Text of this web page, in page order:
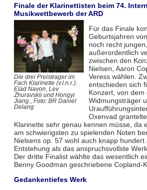
Finale der Klarinettisten beim 74.
Musikwettbewerb der ARD
Die drei Preistrager im
Fach Klarinette (v.l.n.r.):
Elad Navon, Lev
Zhuravskii und Hongyi
Jiang., Foto: BR Daniel
Delang
Für das Finale
Geburtsjahren
noch recht
außerordentlich
zwischen den
Nielsen, Aaron
Veress wählen.
entschieden sich
Konzert, von dem
Widmungsträger
Oxenvad
Klarinette sehr genau kennen müsse, da
am schwierigsten zu spielenden Noten
Nielsens op. 57 wohl auch knapp
Entstehung als das anspruchsvollste
Der dritte Finalist wählte das wesentlich
Benny Goodman geschriebene Copland-
Gedankentiefes Werk